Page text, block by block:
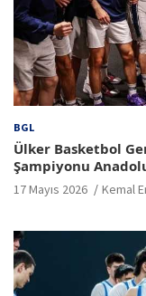
BGL
Ülker Basketbol
Şampiyonu
17 Mayıs 2026 Kemal